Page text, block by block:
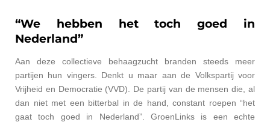
“We hebben het toch goed in
Nederland”
Aan deze collectieve behaagzucht branden steeds meer
partijen hun vingers. Denkt u maar aande Volkspartij voor
Vrijheid en Democratie (VVD). De partij van de mensen die, al
dan niet met een bitterbal in de hand, constant roepen “het
gaat toch goed in Nederland”. GroenLinks is een echte